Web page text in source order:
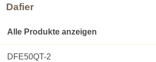
Dafier
Alle Produkte anzeigen
DFE50QT-2